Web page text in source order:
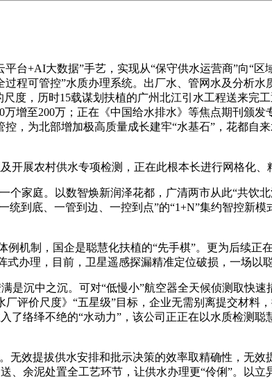
+AI大数据”手艺，实现从“保守供水运营商”向“区
程可管控”水质办理系统。出厂水、管网水及分析水
度，历时15载谋划扶植的广州北江引水工程送来完
增至200万；正在《中国给水排水》等焦点期刊颁发
，为北部增加极高质量成长建牢“水基石”，花都自
农村供水专项检测，正在此根本长进行网格化、
家庭。以数智焕新润泽花都，广清两市从此“共饮
到底、一管到边、一控到点”的“1+N”集约智控新
制，国企是聪慧化扶植的“先手棋”。更为后续正
办理，目前，卫星遥感探漏精准定位破损，一场以
中之沉。可对“低慢小”航空器全天候侦测取快速
评价尺度》“五星级”目标，企业无需别离提交材料
络绎不绝的“水动力”，该公司正正在以水质检测聪
效提拔供水安排和批示决策的效率取精确性，无效
余泥处置全工艺环节，让供水办理更“伶俐”。以